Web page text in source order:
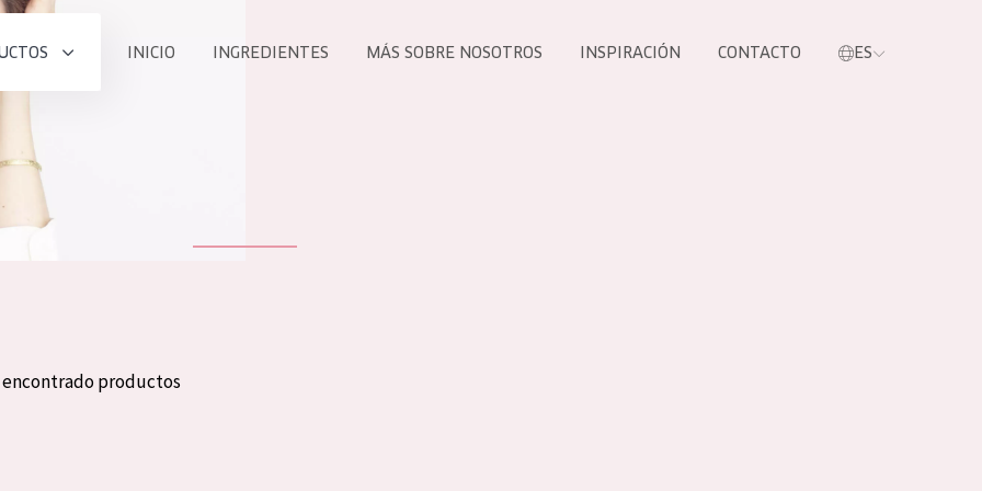
INICIO INGREDIENTES MÁS SOBRE NOSOTROS INSPIRACIÓN CONTACTO ES
encontrado productos